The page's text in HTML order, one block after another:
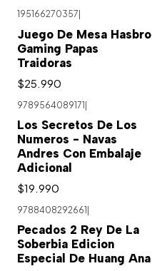
195166270357
Juego De Mesa Hasbro
Gaming Papas
Traidoras
$25.990
9789564089171|
Los Secretos De Los
Numeros - Navas
Andres Con Embalaje
Adicional
$19.990
9788408292661
Pecados 2 Rey De La
Soberbia Edicion
Especial De Huang Ana